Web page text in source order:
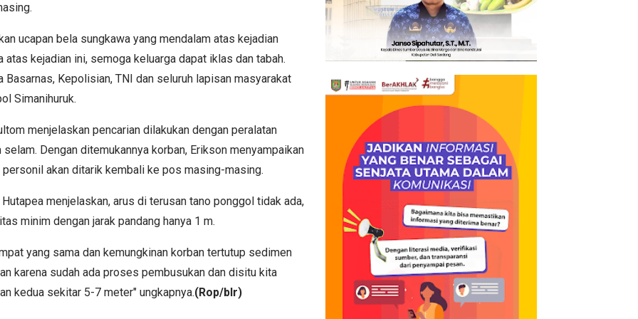
ucapan bela sungkawa yang mendalam atas kejadian
kejadian ini, semoga keluarga dapat iklas dan tabah.
Kepolisian, TNI dan seluruh lapisan masyarakat
Simanihuruk.
menjelaskan pencarian dilakukan dengan peralatan
Dengan ditemukannya korban, Erikson menyampaikan
akan ditarik kembali ke pos masing-masing.
menjelaskan, arus di terusan tano ponggol tidak ada,
minim dengan jarak pandang hanya 1 m.
yang sama dan kemungkinan korban tertutup sedimen
karena sudah ada proses pembusukan dan disitu kita
kedua sekitar 5-7 meter" ungkapnya.(Rop/blr)